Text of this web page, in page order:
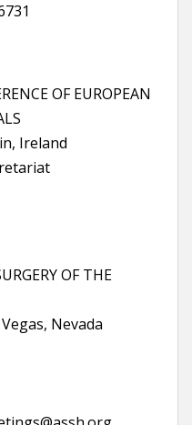
OF EUROPEAN
Ireland
OF THE
Nevada